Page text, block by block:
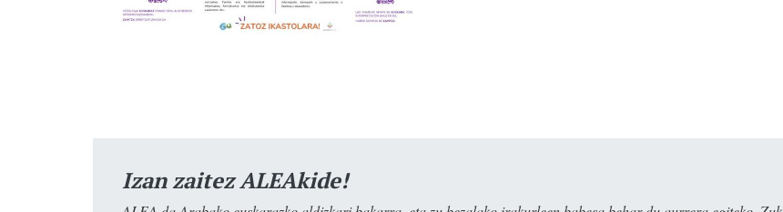
Izan zaitez ALEAkide!